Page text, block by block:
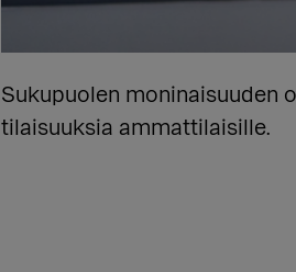
Sukupuolen moninaisuuden
tilaisuuksia ammattilaisille.